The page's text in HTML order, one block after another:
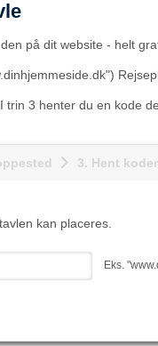
på dit website - helt
trin 3 henter du en kode
3. Hent
kan placeres.
Eks.